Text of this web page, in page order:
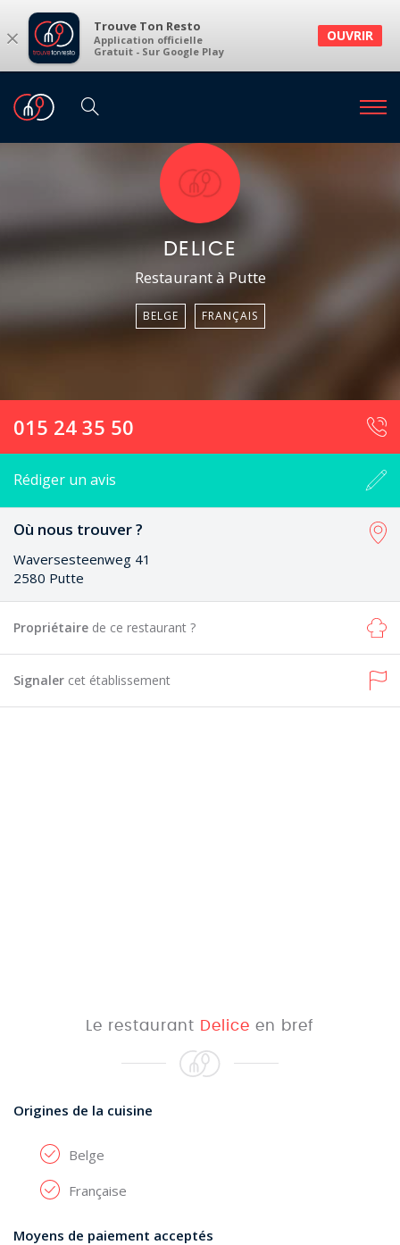
× Trouve Ton Resto
Application officielle
Gratuit - Sur Google Play
OUVRIR
DELICE
Restaurant à Putte
BELGE FRANÇAIS
015 24 35 50
Rédiger un avis
Où nous trouver ?
Waversesteenweg 41
2580 Putte
Propriétaire de ce restaurant ?
Signaler cet établissement
Le restaurant Delice en bref
Origines de la cuisine
Belge
Française
Moyens de paiement acceptés